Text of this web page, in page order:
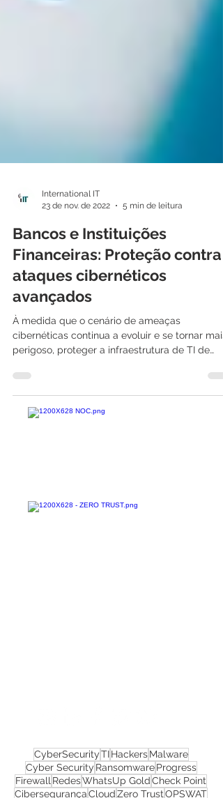
23 de nov. de 2022
5 min de leitura
Bancos e Instituições
Financeiras: Proteção contra
ataques cibernéticos
avançados
À medida que o cenário de ameaças
perigoso, proteger a infraestrutura de TI de
empresas...
CyberSecurityTIHackersMalware